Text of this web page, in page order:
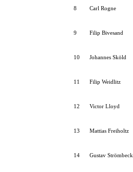
8 Carl Rogne
9 Filip Bivesand
10 Johannes Sköld
11 Filip Weidlitz
12 Victor Lloyd
13 Mattias Freiholtz
14 Gustav Strömbeck